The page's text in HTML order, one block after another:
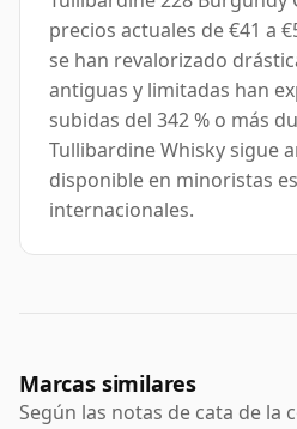
precios actuales de €41 a
se han revalorizado
antiguas y limitadas han
subidas del 342 % o más
Tullibardine Whisky sigue
disponible en minoristas
internacionales.
Marcas similares
Según las notas de cata de la